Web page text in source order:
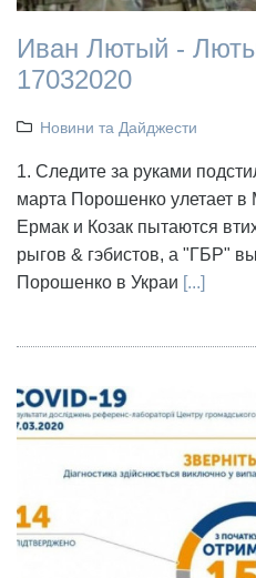
Иван Лютый -
17032020
Новини та Дайджести
1. Следите за руками
марта Порошенко улетает в
Ермак и Козак пытаются
рыгов & гэбистов, а "ГБР"
Порошенко в Украи [...]